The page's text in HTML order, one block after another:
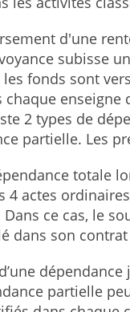
d'une
subisse
fonds sont
chaque
2 types de
partielle. Les
totale
4 actes
Dans ce cas, le
dans son
partielle